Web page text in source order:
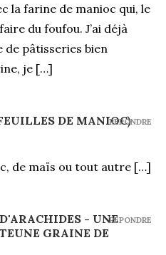
la farine de manioc qui, le
du foufou. J’ai déjà
de pâtisseries bien
je […]
DE MANIOC)
de maïs ou tout autre […]
REPONDRE
- UNE
GRAINE DE
REPONDRE